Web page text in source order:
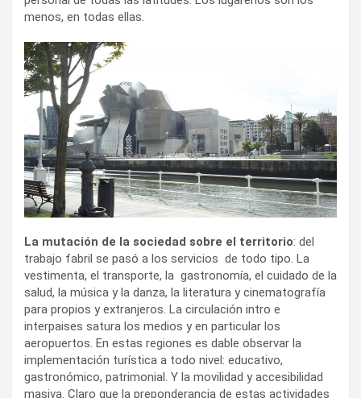
menos, en todas ellas.
La mutación de la sociedad sobre el territorio: del
trabajo fabril se pasó a los servicios de todo tipo. La
vestimenta, el transporte, la gastronomía, el cuidado de la
salud, la música y la danza, la literatura y cinematografía
para propios y extranjeros. La circulación intro e
interpaises satura los medios y en particular los
aeropuertos. En estas regiones es dable observar la
implementación turística a todo nivel: educativo,
gastronómico, patrimonial. Y la movilidad y accesibilidad
masiva. Claro que la preponderancia de estas actividades